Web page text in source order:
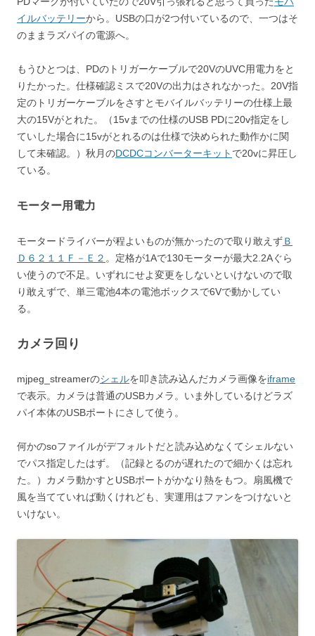
イルバッテリーから。USBの口が2つ付いているので、一つはそ
のままラズパイの電源へ。
もうひとつは、PDのトリガーケーブルで20VのUVC用電力をと
りたかった。仕様確認ミスで20Vの出力はされなかった。20V指
定のトリガーケーブルをさすとモバイルバッテリーの仕様上最
大の15Vがとれた。（15vまでの仕様のUSB PDに20v指定をし
ていした場合に15vがとれるのは仕様で決められた動作かに関
して未確認。）秋月のDCDCコンバーターキット で20vに昇圧し
ている。
モーター用電力
モータードライバーが程よいものが無かったので取り敢えずＢ
Ｄ６２１１Ｆ－Ｅ２ 。定格が1Aで130モーターが最大2.2Aぐら
い使うので不足。いずれにせよ変更をしないといけないので取
り敢えずで、単三電池4本の電池ボックスで6Vで動かしてい
る。
カメラ回り
mjpeg_streamerのシェルを叩き読み込んだカメラ画像をiframe
で表示。カメラは普通のUSBカメラ。いま外しているけどラズ
パイ本体のUSBポートにさして使う。
何かのsoファイルがデフォルトだと読み込めなくてシェルない
でパス指定したはず。（記録とるのが遅れたので細かくは忘れ
た。）カメラ動かすとUSBポートがかなり熱をもつ。扇風機で
風を当てていれば動くけれども、実運用はファンをつけないと
いけない。